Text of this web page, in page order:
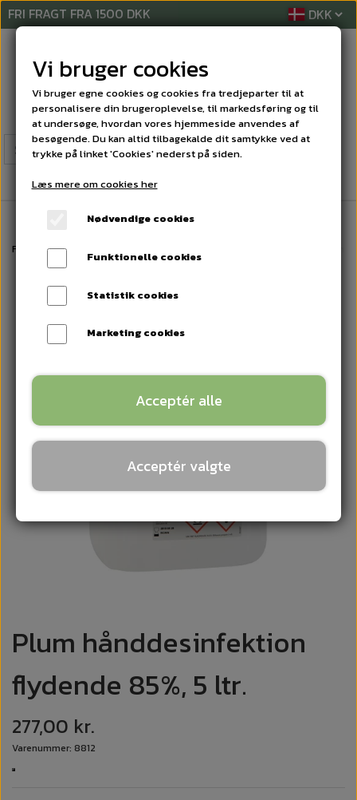
FRI FRAGT FRA 1500 DKK
Forside PERSONLIG PLEJE PRODUKTER
Plum hånddesinfektion
flydende 85%, 5 ltr.
277,00 kr.
Varenummer: 8812
Vi bruger cookies
Vi bruger egne cookies og cookies fra tredjeparter til at
personalisere din brugeroplevelse, til markedsføring og til
at undersøge, hvordan vores hjemmeside anvendes af
besøgende. Du kan altid tilbagekalde dit samtykke ved at
trykke på linket 'Cookies' nederst på siden.
Læs mere om cookies her
Nødvendige cookies
Funktionelle cookies
Statistik cookies
Marketing cookies
Acceptér alle
Acceptér valgte